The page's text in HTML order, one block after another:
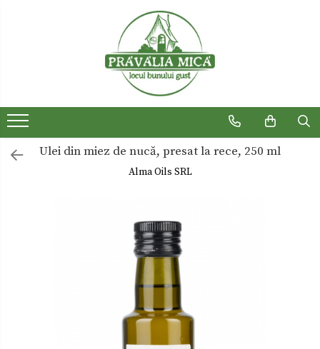
Dulceturi fara zahar
Dulciuri de casa
Ulei din miez de nucă, presat la rece, 250 ml
Alma Oils SRL